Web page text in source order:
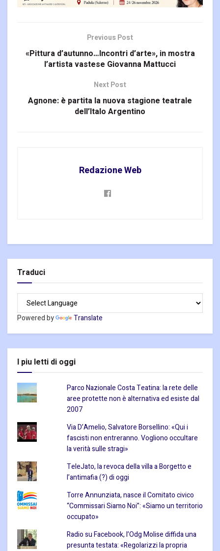
Previous Post
«Pittura d’autunno…Incontri d’arte», in mostra
l’artista vastese Giovanna Mattucci
Next Post
Agnone: è partita la nuova stagione teatrale
dell’Italo Argentino
Redazione Web
Traduci
Powered by Translate
I piu letti di oggi
Parco Nazionale Costa Teatina: la rete delle
aree protette non è alternativa ed esiste dal
2007
Via D’Amelio, Salvatore Borsellino: «Qui i
fascisti non entreranno. Vogliono occultare
la verità sulle stragi»
TeleJato, la revoca della villa a Borgetto e
l’antimafia (?) di oggi
Torre Annunziata, nasce il Comitato civico
“Commissari Siamo Noi”: «Siamo un territorio
occupato»
Radio su Facebook, l’Odg Molise diffida una
presunta testata: «Regolarizzi la propria